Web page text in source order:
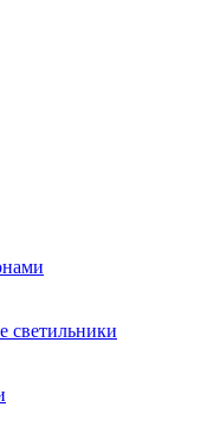
светильники